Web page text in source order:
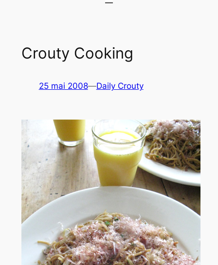
Crouty Cooking
25 mai 2008—Daily Crouty